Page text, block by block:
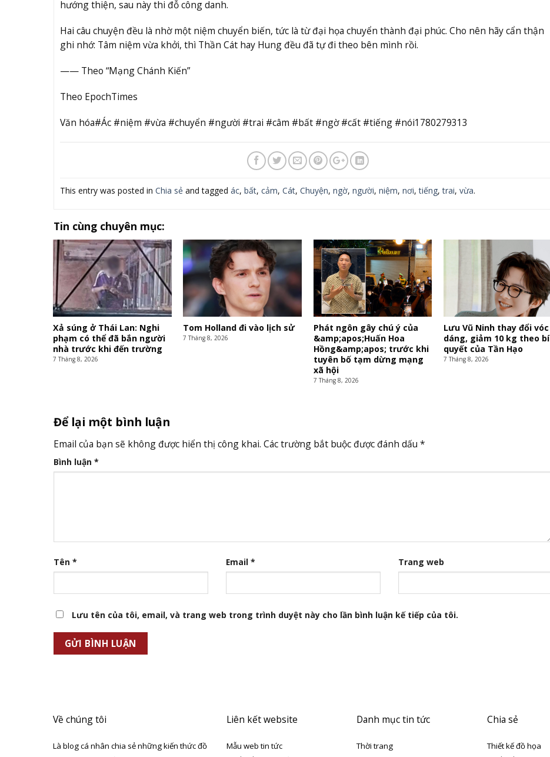
hướng thiện, sau này thi đỗ công danh.
Hai câu chuyện đều là nhờ một niệm chuyển biến, tức là từ đại họa chuyển thành đại phúc. Cho nên hãy cẩn thận
ghi nhớ: Tâm niệm vừa khởi, thì Thần Cát hay Hung đều đã tự đi theo bên mình rồi.
—— Theo “Mạng Chánh Kiến”
Theo EpochTimes
Văn hóa#Ác #niệm #vừa #chuyển #người #trai #câm #bất #ngờ #cất #tiếng #nói1780279313
This entry was posted in Chia sẻ and tagged ác, bất, cảm, Cát, Chuyện, ngờ, người, niệm, nơi,tiếng,trai, vừa.
Tin cùng chuyên mục:
Xả súng ở Thái Lan: Nghi
phạm có thể đã bắn người
nhà trước khi đến trường
7 Tháng 8, 2026
Tom Holland đi vào lịch sử
7 Tháng 8, 2026
Phát ngôn gây chú ý của
&amp;apos;Huấn Hoa
Hồng&amp;apos; trước khi
tuyên bố tạm dừng mạng
xã hội
7 Tháng 8, 2026
Lưu Vũ Ninh thay đổi vóc
dáng, giảm 10 kg theo bí
quyết của Tần Hạo
7 Tháng 8, 2026
Để lại một bình luận
Email của bạn sẽ không được hiển thị công khai. Các trường bắt buộc được đánh dấu *
Bình luận *
Tên * Email * Trang web
Lưu tên của tôi, email, và trang web trong trình duyệt này cho lần bình luận kế tiếp của tôi.
Về chúng tôi
Là blog cá nhân chia sẻ những kiến thức đồ
Liên kết website
Mẫu web tin tức
Danh mục tin tức
Thời trang
Chia sẻ
Thiết kế đồ họa